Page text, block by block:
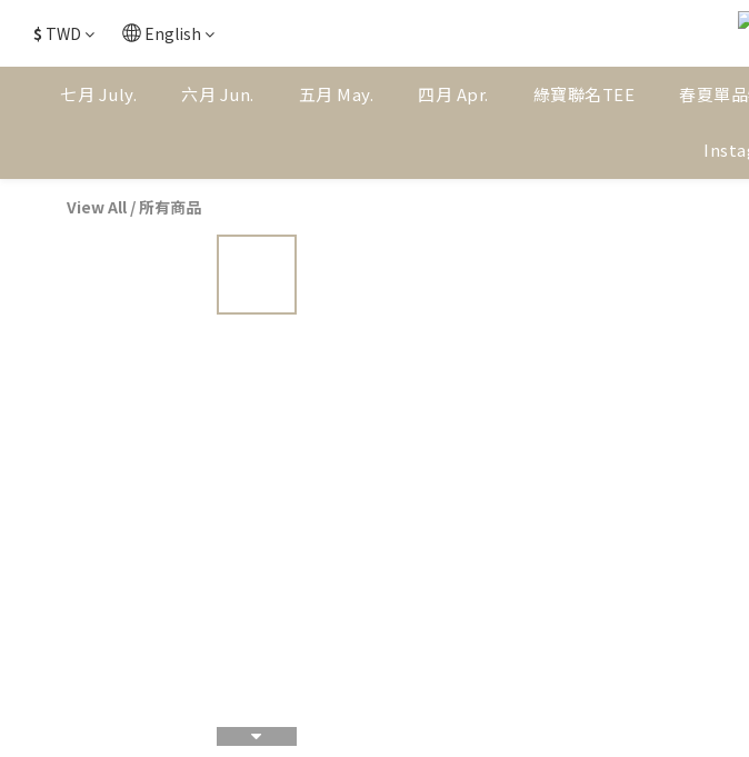
$ TWD English
七月 July. 六月 Jun. 五月 May. 四月 Apr. 綠寶聯名TEE 春夏單
View All /所有商品